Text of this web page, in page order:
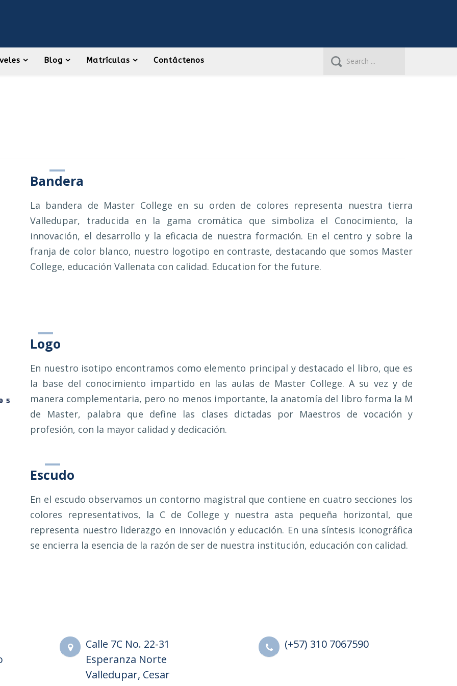
Blog Matrículas Contáctenos
Bandera
La bandera de Master College en su orden de colores representa nuestra tierra
Valledupar, traducida en la gama cromática que simboliza el Conocimiento, la
innovación, el desarrollo y la eficacia de nuestra formación. En el centro y sobre la
franja de color blanco, nuestro logotipo en contraste, destacando que somos Master
College, educación Vallenata con calidad. Education for the future.
Logo
En nuestro isotipo encontramos como elemento principal y destacado el libro, que es
la base del conocimiento impartido en las aulas de Master College. A su vez y de
manera complementaria, pero no menos importante, la anatomía del libro forma la M
de Master, palabra que define las clases dictadas por Maestros de vocación y
profesión, con la mayor calidad y dedicación.
Escudo
En el escudo observamos un contorno magistral que contiene en cuatro secciones los
colores representativos, la C de College y nuestra asta pequeña horizontal, que
representa nuestro liderazgo en innovación y educación. En una síntesis iconográfica
se encierra la esencia de la razón de ser de nuestra institución, educación con calidad.
Calle 7C No. 22-31
Esperanza Norte
Valledupar, Cesar
(+57) 310 7067590